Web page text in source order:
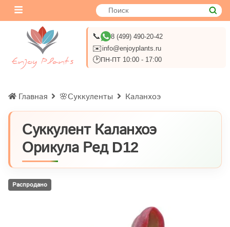
📞 8 (499) 490-20-42
✉️info@enjoyplants.ru
🕑ПН-ПТ 10:00 - 17:00
Главная 🌸Суккуленты Каланхоэ
Суккулент Каланхоэ
Орикула Ред D12
Распродано